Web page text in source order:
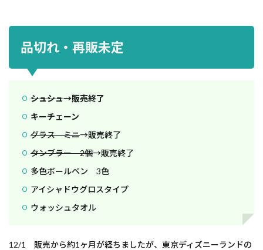
品切れ・再販未定
シュシュ→販売終了
キーチェーン
グラス ミニ→販売終了
タンブラー 2個→販売終了
多色ボールペン 3色
アイシャドウグロスタイプ
ウォッシュタオル
12/1 販売から約1ヶ月が経ちましたが、東京ディズニーランドの